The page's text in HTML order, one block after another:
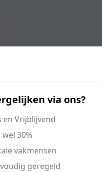
via ons?
en Vrijblijvend
30%
vakmensen
geregeld